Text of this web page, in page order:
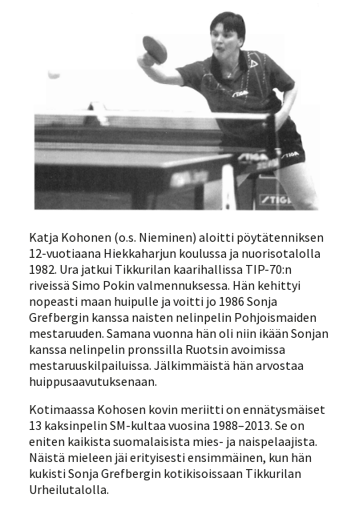
Katja Kohonen (o.s. Nieminen) aloitti pöytätenniksen
12-vuotiaana Hiekkaharjun koulussa ja nuorisotalolla
1982. Ura jatkui Tikkurilan kaarihallissa TIP-70:n
riveissä Simo Pokin valmennuksessa. Hän kehittyi
nopeasti maan huipulle ja voitti jo 1986 Sonja
Grefbergin kanssa naisten nelinpelin Pohjoismaiden
mestaruuden. Samana vuonna hän oli niin ikään Sonjan
kanssa nelinpelin pronssilla Ruotsin avoimissa
mestaruuskilpailuissa. Jälkimmäistä hän arvostaa
huippusaavutuksenaan.
Kotimaassa Kohosen kovin meriitti on ennätysmäiset
13 kaksinpelin SM-kultaa vuosina 1988–2013. Se on
eniten kaikista suomalaisista mies- ja naispelaajista.
Näistä mieleen jäi erityisesti ensimmäinen, kun hän
kukisti Sonja Grefbergin kotikisoissaan Tikkurilan
Urheilutalolla.